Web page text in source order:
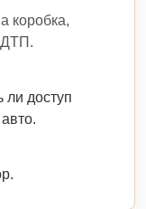
коробка,
ДТП.
ли доступ